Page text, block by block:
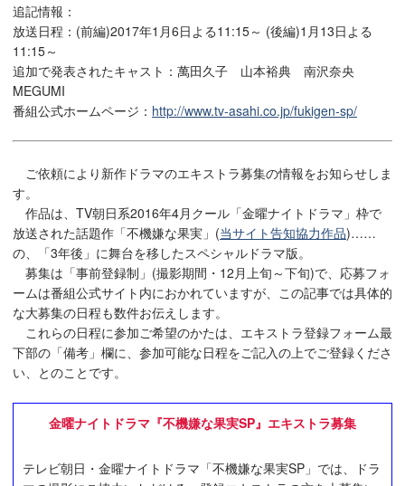
追記情報：
放送日程：(前編)2017年1月6日よる11:15～ (後編)1月13日よる
11:15～
追加で発表されたキャスト：萬田久子 山本裕典 南沢奈央
MEGUMI
番組公式ホームページ： http://www.tv-asahi.co.jp/fukigen-sp/
ご依頼により新作ドラマのエキストラ募集の情報をお知らせしま
す。
作品は、TV朝日系2016年4月クール「金曜ナイトドラマ」枠で
放送された話題作「不機嫌な果実」(当サイト告知協力作品)……
の、「3年後」に舞台を移したスペシャルドラマ版。
募集は「事前登録制」(撮影期間・12月上旬～下旬)で、応募フォ
ームは番組公式サイト内におかれていますが、この記事では具体的
な大募集の日程も数件お伝えします。
これらの日程に参加ご希望のかたは、エキストラ登録フォーム最
下部の「備考」欄に、参加可能な日程をご記入の上でご登録くださ
い、とのことです。
金曜ナイトドラマ『不機嫌な果実SP』エキストラ募集
テレビ朝日・金曜ナイトドラマ「不機嫌な果実SP」では、ドラ